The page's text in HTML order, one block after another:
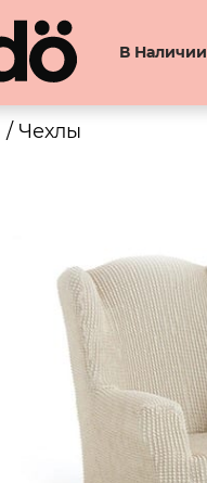
В Наличии
/ Чехлы